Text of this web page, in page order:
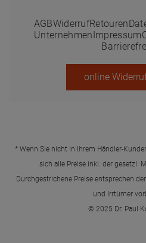
AGBWiderrufRetouren
Unternehmen Impressum
online
* Wenn Sie nicht in Ihrem Händler-
sich alle Preise inkl. der gesetzl.
Durchgestrichene Preise entsprechen
und Irrtümer
© 2025 Dr. Paul